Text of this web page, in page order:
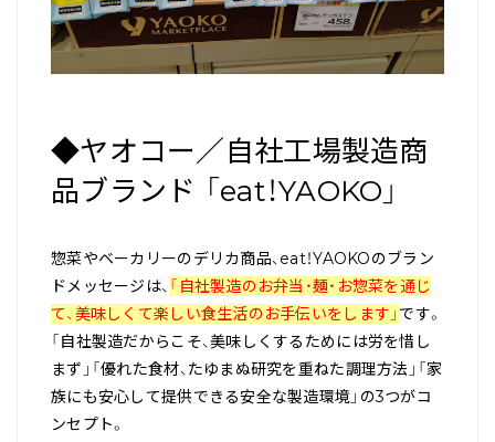
◆ヤオコー／自社工場製造商
品ブランド 「eat！YAOKO」
惣菜やベーカリーのデリカ商品、eat！YAOKOのブラン
ドメッセージは、 「自社製造のお弁当・麺・お惣菜を通じ
て、美味しくて楽しい食生活のお手伝いをします」 です。
「自社製造だからこそ、美味しくするためには労を惜し
まず」「優れた食材、たゆまぬ研究を重ねた調理方法」「家
族にも安心して提供できる安全な製造環境」の3つがコ
ンセプト。